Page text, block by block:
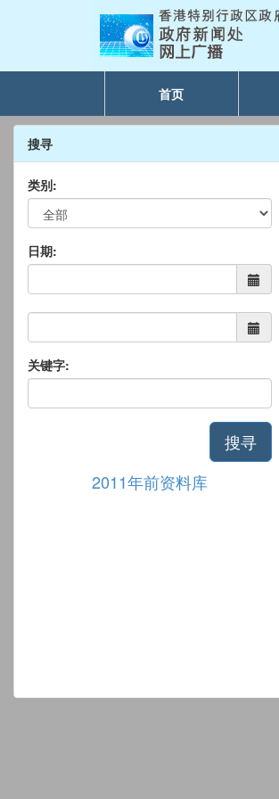
首页
搜寻
类别:
日期:
关键字:
搜寻
2011年前资料库